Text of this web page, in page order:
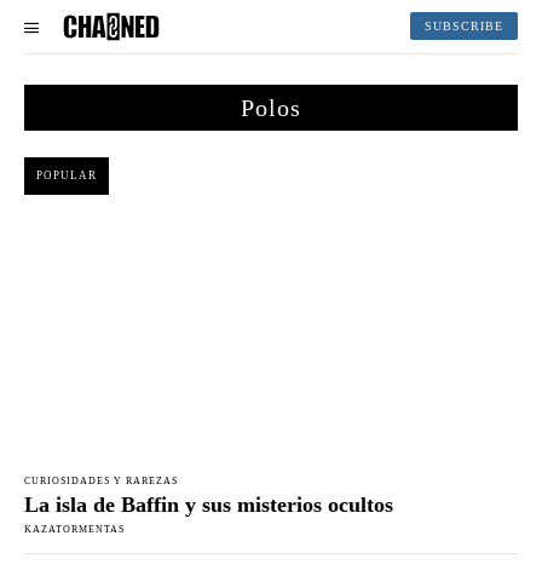
SUBSCRIBE
Polos
POPULAR
CURIOSIDADES Y RAREZAS
La isla de Baffin y sus misterios ocultos
KAZATORMENTAS